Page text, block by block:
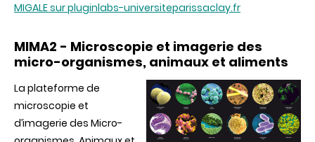
MIGALE sur pluginlabs-universiteparissaclay.fr
MIMA2 - Microscopie et imagerie des
micro-organismes, animaux et aliments
La plateforme de
microscopie et
d’imagerie des Micro-